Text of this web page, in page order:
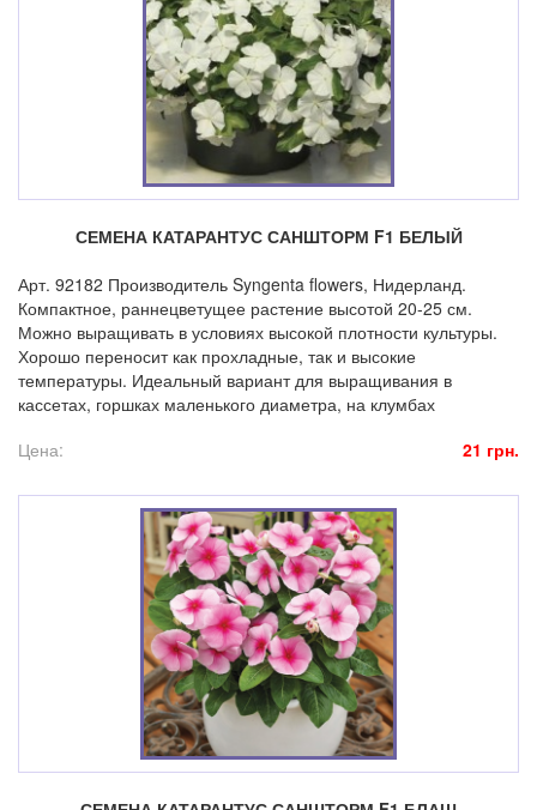
СЕМЕНА КАТАРАНТУС САНШТОРМ F1 БЕЛЫЙ
Арт. 92182 Производитель Syngenta flowers, Нидерланд.
Компактное, раннецветущее растение высотой 20-25 см.
Можно выращивать в условиях высокой плотности культуры.
Хорошо переносит как прохладные, так и высокие
температуры. Идеальный вариант для выращивания в
кассетах, горшках маленького диаметра, на клумбах
Цена:
21 грн.